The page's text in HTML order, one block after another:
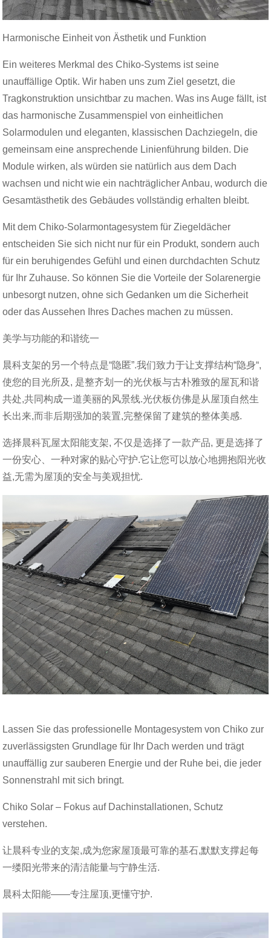
Harmonische Einheit von Ästhetik und Funktion
Ein weiteres Merkmal des Chiko-Systems ist seine
unauffällige Optik. Wir haben uns zum Ziel gesetzt, die
Tragkonstruktion unsichtbar zu machen. Was ins Auge fällt, ist
das harmonische Zusammenspiel von einheitlichen
Solarmodulen und eleganten, klassischen Dachziegeln, die
gemeinsam eine ansprechende Linienführung bilden. Die
Module wirken, als würden sie natürlich aus dem Dach
wachsen und nicht wie ein nachträglicher Anbau, wodurch die
Gesamtästhetik des Gebäudes vollständig erhalten bleibt.
Mit dem Chiko-Solarmontagesystem für Ziegeldächer
entscheiden Sie sich nicht nur für ein Produkt, sondern auch
für ein beruhigendes Gefühl und einen durchdachten Schutz
für Ihr Zuhause. So können Sie die Vorteile der Solarenergie
unbesorgt nutzen, ohne sich Gedanken um die Sicherheit
oder das Aussehen Ihres Daches machen zu müssen.
美学与功能的和谐统一
晨科支架的另一个特点是“隐匿”.我们致力于让支撑结构“隐身“,
使您的目光所及, 是整齐划一的光伏板与古朴雅致的屋瓦和谐
共处,共同构成一道美丽的风景线.光伏板仿佛是从屋顶自然生
长出来,而非后期强加的装置,完整保留了建筑的整体美感.
选择晨科瓦屋太阳能支架, 不仅是选择了一款产品, 更是选择了
一份安心、一种对家的贴心守护.它让您可以放心地拥抱阳光收
益,无需为屋顶的安全与美观担忧.
Lassen Sie das professionelle Montagesystem von Chiko zur
zuverlässigsten Grundlage für Ihr Dach werden und trägt
unauffällig zur sauberen Energie und der Ruhe bei, die jeder
Sonnenstrahl mit sich bringt.
Chiko Solar – Fokus auf Dachinstallationen, Schutz
verstehen.
让晨科专业的支架,成为您家屋顶最可靠的基石,默默支撑起每
一缕阳光带来的清洁能量与宁静生活.
晨科太阳能——专注屋顶,更懂守护.